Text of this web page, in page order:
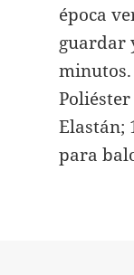
época
guardar
minutos.
Elastán;
para